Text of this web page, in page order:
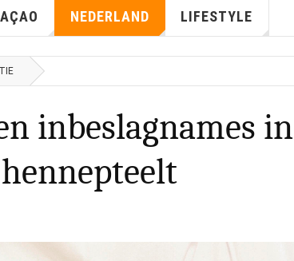
NEDERLAND LIFESTYLE
inbeslagnames in